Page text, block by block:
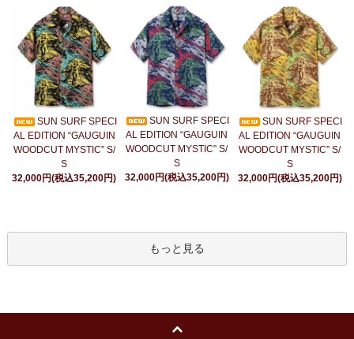
SUN SURF SPECI
AL EDITION “GAUGUIN
WOODCUT MYSTIC” S/
S
32,000円(税込35,200円)
SUN SURF SPECI
AL EDITION “GAUGUIN
WOODCUT MYSTIC” S/
S
32,000円(税込35,200円)
SUN SURF SPECI
AL EDITION “GAUGUIN
WOODCUT MYSTIC” S/
S
32,000円(税込35,200円)
もっと見る